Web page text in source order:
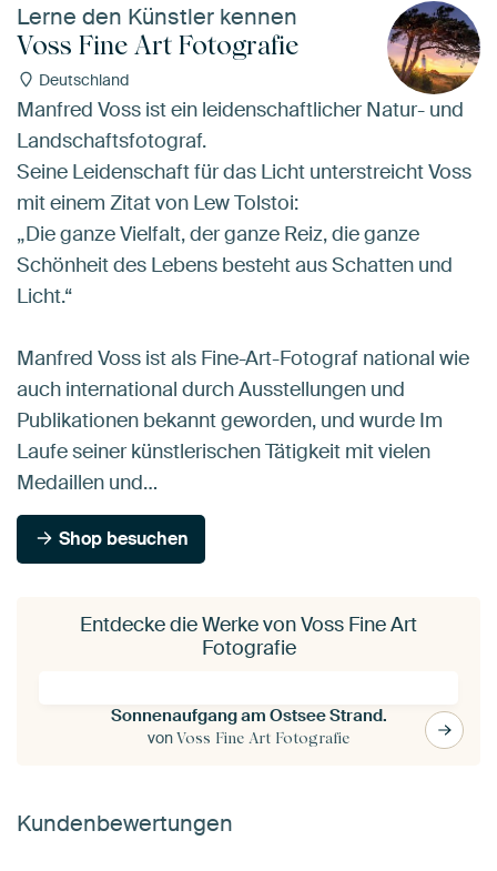
Lerne den Künstler kennen
Voss Fine Art Fotografie
Deutschland
Manfred Voss ist ein leidenschaftlicher Natur- und
Landschaftsfotograf.
Seine Leidenschaft für das Licht unterstreicht Voss
mit einem Zitat von Lew Tolstoi:
„Die ganze Vielfalt, der ganze Reiz, die ganze
Schönheit des Lebens besteht aus Schatten und
Licht.“
Manfred Voss ist als Fine-Art-Fotograf national wie
auch international durch Ausstellungen und
Publikationen bekannt geworden, und wurde Im
Laufe seiner künstlerischen Tätigkeit mit vielen
Medaillen und…
Shop besuchen
Entdecke die Werke von Voss Fine Art
Fotografie
Sonnenaufgang am Ostsee Strand.
vonVoss Fine Art Fotografie
Kundenbewertungen